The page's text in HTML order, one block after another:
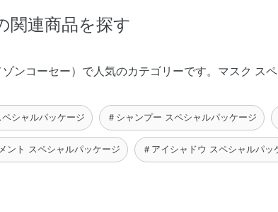
関連商品を探す
ンコーセー）で人気のカテゴリーです。マスク ス
シャルパッケージ ＃シャンプー スペシャルパッケージ
ント スペシャルパッケージ ＃アイシャドウ スペシャルパッ